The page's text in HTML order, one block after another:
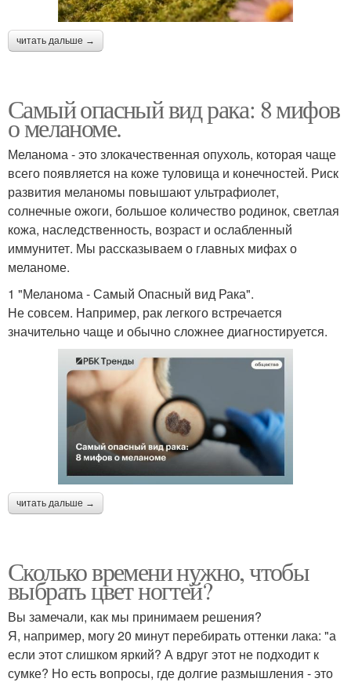
читать дальше →
Самый опасный вид рака: 8 мифов
о меланоме.
Меланома - это злокачественная опухоль, которая чаще
всего появляется на коже туловища и конечностей. Риск
развития меланомы повышают ультрафиолет,
солнечные ожоги, большое количество родинок, светлая
кожа, наследственность, возраст и ослабленный
иммунитет. Мы рассказываем о главных мифах о
меланоме.
1 "Меланома - Самый Опасный вид Рака".
Не совсем. Например, рак легкого встречается
значительно чаще и обычно сложнее диагностируется.
читать дальше →
Сколько времени нужно, чтобы
выбрать цвет ногтей?
Вы замечали, как мы принимаем решения?
Я, например, могу 20 минут перебирать оттенки лака: "а
если этот слишком яркий? А вдруг этот не подходит к
сумке? Но есть вопросы, где долгие размышления - это